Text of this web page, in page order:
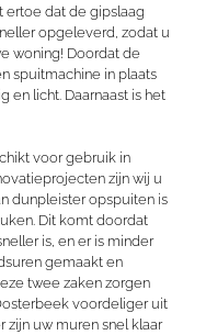
ertoe dat de gipslaag
opgeleverd, zodat u
woning! Doordat de
spuitmachine in plaats
en licht. Daarnaast is het
voor gebruik in
zijn wij u
dunpleister opspuiten is
Dit komt doordat
is, en er is minder
gemaakt en
twee zaken zorgen
voordeliger uit
zijn uw muren snel klaar